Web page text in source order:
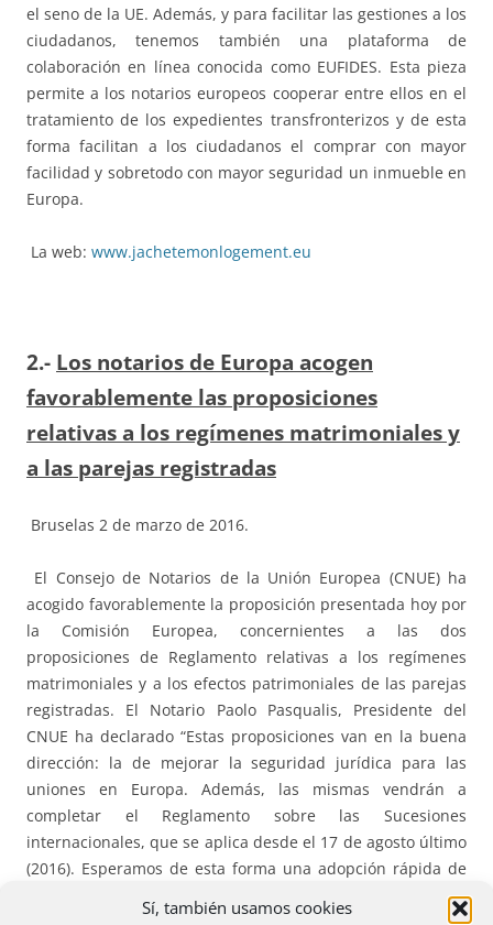
Sí, también usamos cookies
el seno de la UE. Además, y para facilitar las gestiones a los
ciudadanos, tenemos también una plataforma de
colaboración en línea conocida como EUFIDES. Esta pieza
permite a los notarios europeos cooperar entre ellos en el
tratamiento de los expedientes transfronterizos y de esta
forma facilitan a los ciudadanos el comprar con mayor
facilidad y sobretodo con mayor seguridad un inmueble en
Europa.
La web: www.jachetemonlogement.eu
2.- Los notarios de Europa acogen
favorablemente las proposiciones
relativas a los regímenes matrimoniales y
a las parejas registradas
Bruselas 2 de marzo de 2016.
El Consejo de Notarios de la Unión Europea (CNUE) ha
acogido favorablemente la proposición presentada hoy por
la Comisión Europea, concernientes a las dos
proposiciones de Reglamento relativas a los regímenes
matrimoniales y a los efectos patrimoniales de las parejas
registradas. El Notario Paolo Pasqualis, Presidente del
CNUE ha declarado “Estas proposiciones van en la buena
dirección: la de mejorar la seguridad jurídica para las
uniones en Europa. Además, las mismas vendrán a
completar el Reglamento sobre las Sucesiones
internacionales, que se aplica desde el 17 de agosto último
(2016). Esperamos de esta forma una adopción rápida de
estos instrumentos en el marco de una cooperación